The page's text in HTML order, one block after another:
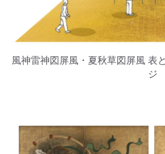
風神雷神図屏風・夏秋草図屏風 表
ジ